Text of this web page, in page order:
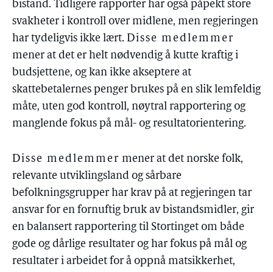
bistand. Tidligere rapporter har også påpekt store
svakheter i kontroll over midlene, men regjeringen
har tydeligvis ikke lært. Disse medlemmer
mener at det er helt nødvendig å kutte kraftig i
budsjettene, og kan ikke akseptere at
skattebetalernes penger brukes på en slik lemfeldig
måte, uten god kontroll, nøytral rapportering og
manglende fokus på mål- og resultatorientering.
Disse medlemmer mener at det norske folk,
relevante utviklingsland og sårbare
befolkningsgrupper har krav på at regjeringen tar
ansvar for en fornuftig bruk av bistandsmidler, gir
en balansert rapportering til Stortinget om både
gode og dårlige resultater og har fokus på mål og
resultater i arbeidet for å oppnå matsikkerhet,